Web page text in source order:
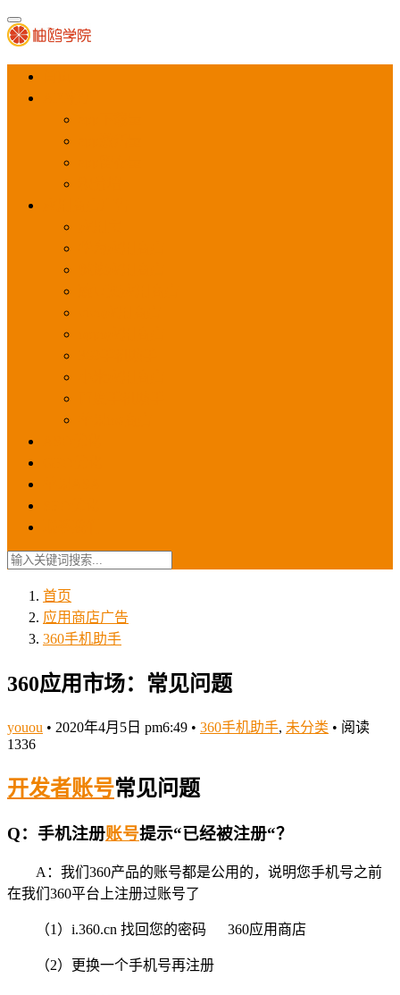
首页
应用商店广告
360手机助手
360应用市场：常见问题
youou • 2020年4月5日 pm6:49 • 360手机助手, 未分类 • 阅读
1336
开发者账号常见问题
Q：手机注册账号提示“已经被注册“？
A：我们360产品的账号都是公用的，说明您手机号之前
在我们360平台上注册过账号了
（1）i.360.cn 找回您的密码 360应用商店
（2）更换一个手机号再注册